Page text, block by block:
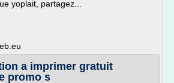
yoplait, partagez...
a imprimer gratuit
promo s